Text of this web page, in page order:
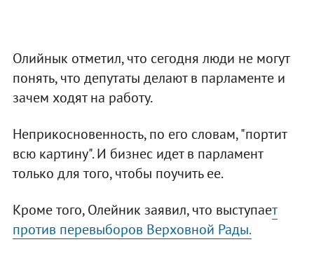
Олийнык отметил, что сегодня люди не могут
понять, что депутаты делают в парламенте и
зачем ходят на работу.
Неприкосновенность, по его словам, "портит
всю картину". И бизнес идет в парламент
только для того, чтобы поучить ее.
Кроме того, Олейник заявил, что выступает
против перевыборов Верховной Рады.